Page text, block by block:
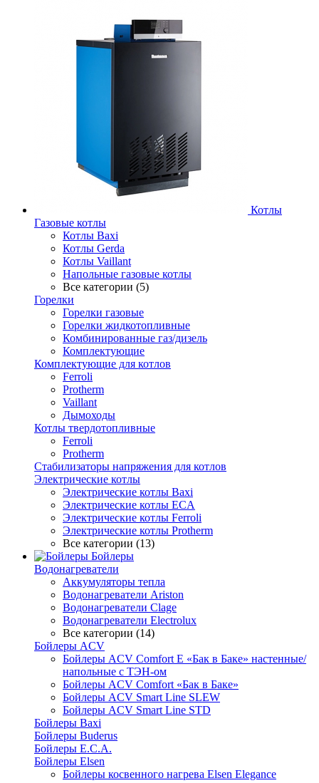
Котлы
Газовые котлы
Котлы Baxi
Котлы Gerda
Котлы Vaillant
Напольные газовые котлы
Все категории (5)
Горелки
Горелки газовые
Горелки жидкотопливные
Комбинированные газ/дизель
Комплектующие
Комплектующие для котлов
Ferroli
Protherm
Vaillant
Дымоходы
Котлы твердотопливные
Ferroli
Protherm
Стабилизаторы напряжения для котлов
Электрические котлы
Электрические котлы Baxi
Электрические котлы ECA
Электрические котлы Ferroli
Электрические котлы Protherm
Все категории (13)
Бойлеры
Водонагреватели
Аккумуляторы тепла
Водонагреватели Ariston
Водонагреватели Clage
Водонагреватели Electrolux
Все категории (14)
Бойлеры ACV
Бойлеры ACV Comfort E «Бак в Баке» настенные/
напольные c ТЭН-ом
Бойлеры ACV Comfort «Бак в Баке»
Бойлеры ACV Smart Line SLEW
Бойлеры ACV Smart Line STD
Бойлеры Baxi
Бойлеры Buderus
Бойлеры E.C.A.
Бойлеры Elsen
Бойлеры косвенного нагрева Elsen Elegance